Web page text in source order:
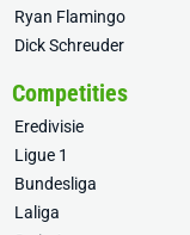
Ryan Flamingo
Dick Schreuder
Competities
Eredivisie
Ligue 1
Bundesliga
Laliga